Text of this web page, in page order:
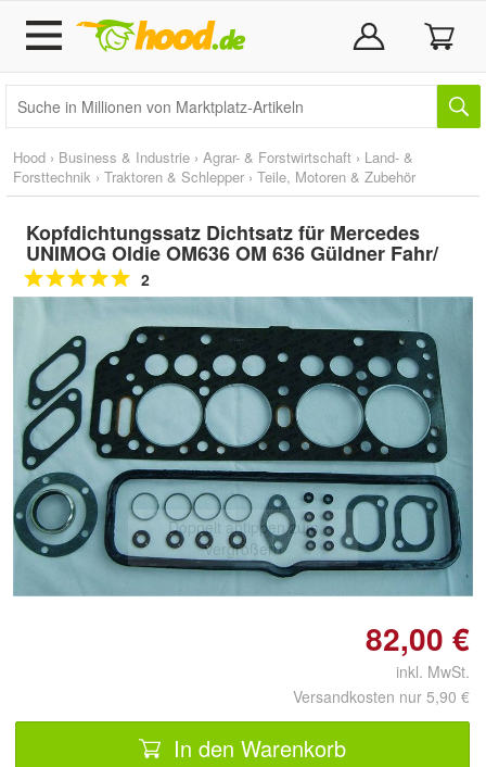
Hood › Business & Industrie › Agrar- & Forstwirtschaft › Land- &
Forsttechnik › Traktoren & Schlepper › Teile, Motoren & Zubehör
Kopfdichtungssatz Dichtsatz für Mercedes
UNIMOG Oldie OM636 OM 636 Güldner Fahr/
2
Doppelt antippen zum
vergrößern
82,00 €
inkl. MwSt.
Versandkosten nur 5,90 €
In den Warenkorb